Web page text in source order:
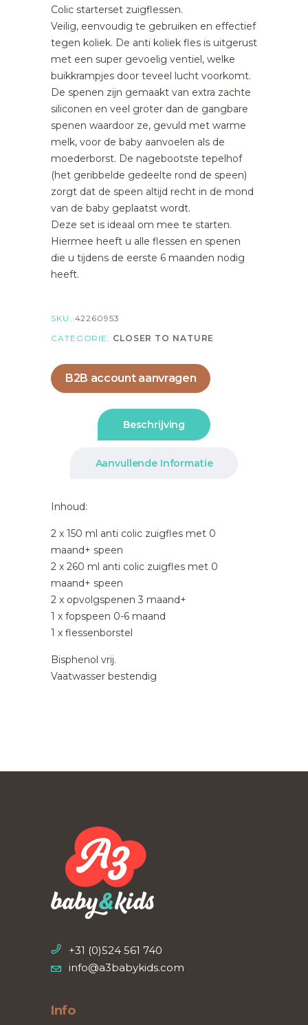
Colic starterset zuigflessen.
Veilig, eenvoudig te gebruiken en effectief
tegen koliek. De anti koliek fles is uitgerust
met een super gevoelig ventiel, welke
buikkrampjes door teveel lucht voorkomt.
De spenen zijn gemaakt van extra zachte
siliconen en veel groter dan de gangbare
spenen waardoor ze, gevuld met warme
melk, voor de baby aanvoelen als de
moederborst. De nagebootste tepelhof
(het geribbelde gedeelte rond de speen)
zorgt dat de speen altijd recht in de mond
van de baby geplaatst wordt.
Deze set is ideaal om mee te starten.
Hiermee heeft u alle flessen en spenen
die u tijdens de eerste 6 maanden nodig
heeft.
SKU: 42260953
CATEGORIE: CLOSER TO NATURE
B2B account aanvragen
Beschrijving
Aanvullende Informatie
Inhoud:
2 x 150 ml anti colic zuigfles met 0
maand+ speen
2 x 260 ml anti colic zuigfles met 0
maand+ speen
2 x opvolgspenen 3 maand+
1 x fopspeen 0-6 maand
1 x flessenborstel
Bisphenol vrij.
Vaatwasser bestendig
+31 (0)524 561 740
info@a3babykids.com
Info